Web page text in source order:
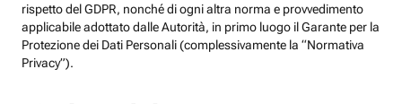
rispetto del GDPR, nonché di ogni altra norma e provvedimento
applicabile adottato dalle Autorità, in primo luogo il Garante per la
Protezione dei Dati Personali (complessivamente la “Normativa
Privacy”).